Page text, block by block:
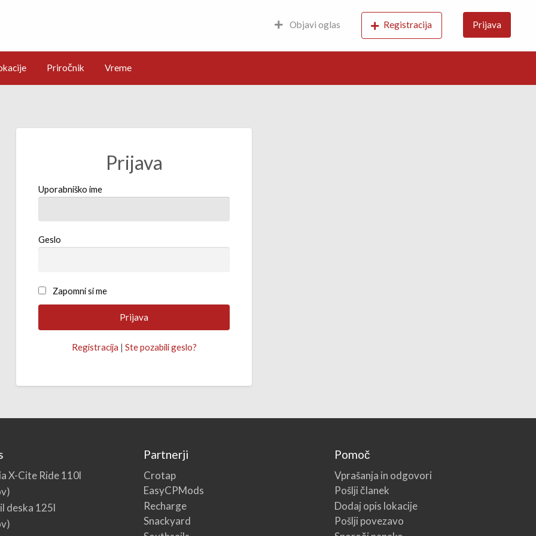
Objavi oglas Registracija Prijava
Priročnik Vreme
Prijava
Uporabniško ime
Geslo
Zapomni si me
Registracija | Ste pozabili geslo?
X-Cite Ride 110l
deska 125l
Partnerji
Crotap
EasyCPMods
Recharge
Snackyard
Pomoč
Vprašanja in odgovori
Pošlji članek
Dodaj opis lokacije
Pošlji povezavo